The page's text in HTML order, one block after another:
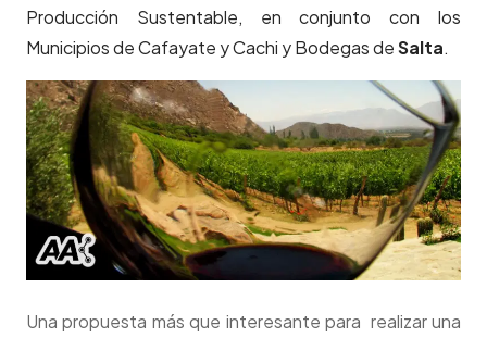
Producción Sustentable, en conjunto con los
Municipios de Cafayate y Cachi y Bodegas deSalta.
Una propuesta más que interesante para realizar una